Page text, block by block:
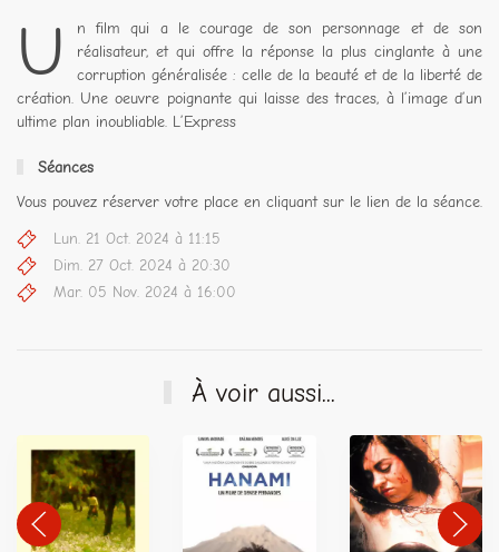
U
n film qui a le courage de son personnage et de son
réalisateur, et qui offre la réponse la plus cinglante à une
corruption généralisée : celle de la beauté et de la liberté de
création. Une oeuvre poignante qui laisse des traces, à l’image d’un
ultime plan inoubliable. L’Express
Séances
Vous pouvez réserver votre place en cliquant sur le lien de la séance.
Lun. 21 Oct. 2024 à 11:15
Dim. 27 Oct. 2024 à 20:30
Mar. 05 Nov. 2024 à 16:00
À voir aussi...